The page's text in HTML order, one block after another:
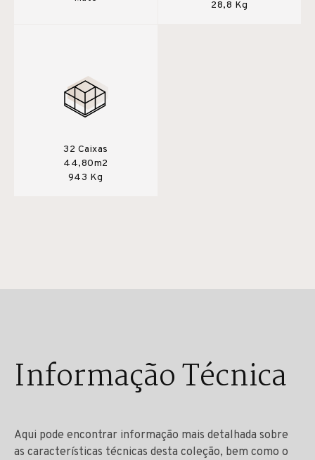
28,8 Kg
32 Caixas
44,80m2
943 Kg
Informação Técnica
Aqui pode encontrar informação mais detalhada sobre
as características técnicas desta coleção, bem como o